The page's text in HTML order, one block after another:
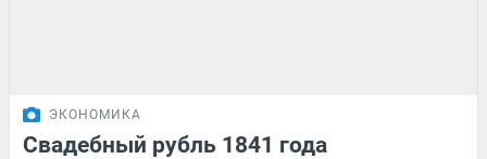
ЭКОНОМИКА
Свадебный рубль 1841 года